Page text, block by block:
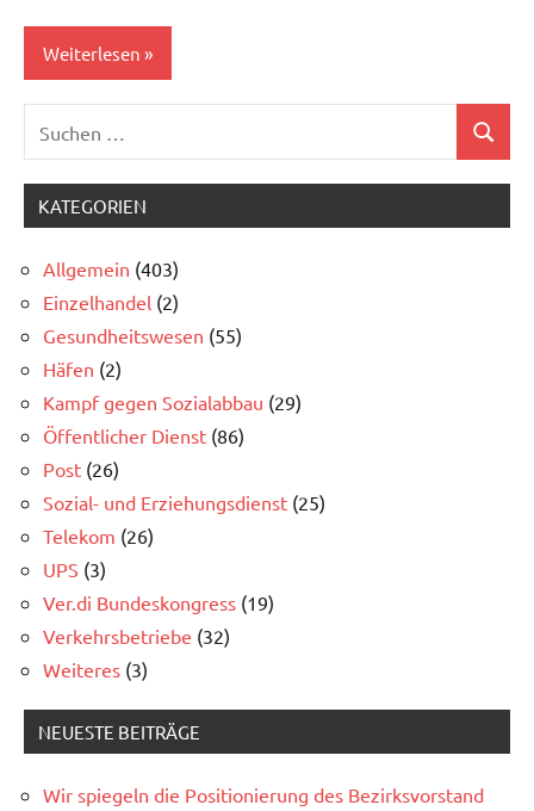
Weiterlesen
Allgemein
nach:
Suchen
KATEGORIEN
Allgemein (403)
Einzelhandel (2)
Gesundheitswesen (55)
Häfen (2)
Kampf gegen Sozialabbau (29)
Öffentlicher Dienst (86)
Post (26)
Sozial- und Erziehungsdienst (25)
Telekom (26)
UPS (3)
Ver.di Bundeskongress (19)
Verkehrsbetriebe (32)
Weiteres (3)
NEUESTE BEITRÄGE
Wir spiegeln die Positionierung des Bezirksvorstand